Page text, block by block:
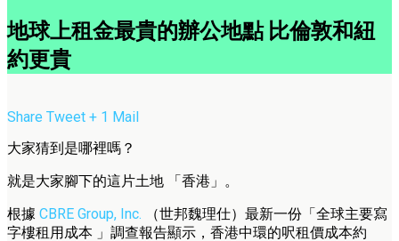
地球上租金最貴的辦公地點 比倫敦和紐
約更貴
Share Tweet + 1 Mail
大家猜到是哪裡嗎？
就是大家腳下的這片土地 「香港」。
根據 CBRE Group, Inc. （世邦魏理仕）最新一份「全球主要寫
字樓租用成本 」調查報告顯示，香港中環的呎租價成本約